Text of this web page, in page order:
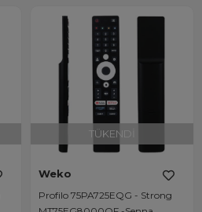
TÜKENDI
Weko
Profilo 75PA725EQG - Strong